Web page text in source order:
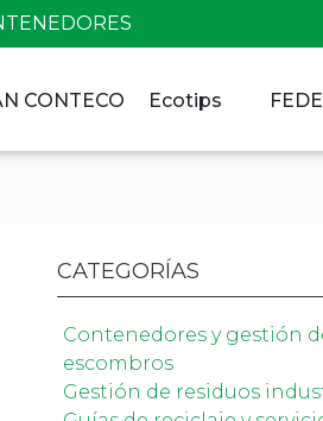
CONTECO Ecotips
CATEGORÍAS
Contenedores y gestión
escombros
Gestión de residuos